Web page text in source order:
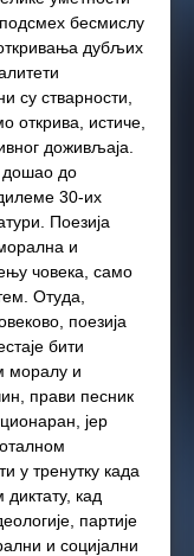
бесмислу
дубљих
су стварности,
открива, истиче,
доживљаја.
дошао до
30-их
Поезија
и
човека, само
Отуда,
поезија
бити
моралу и
прави песник
јер
у тренутку када
кад
партије
и социјални